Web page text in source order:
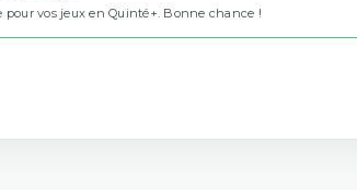
pour vos jeux en Quinté+. Bonne chance !